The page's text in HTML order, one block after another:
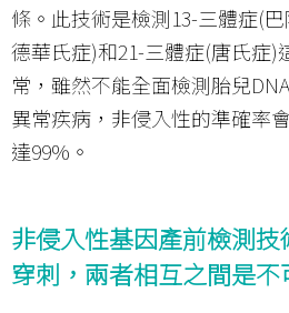
條。此技術是檢測13-三體症(
德華氏症)和21-三體症(唐氏症)
常，雖然不能全面檢測胎兒
異常疾病，非侵入性的準確率
達99%。
非侵入性基因產前檢測
穿刺，兩者相互之間是不